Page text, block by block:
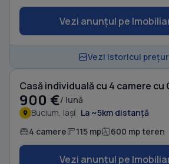
Vezi anunțul pe
Vezi istoricul
900 €/ lună
Bucium, Iași La ~5km distanță
4 camere 115 mp 600 mp teren
Vezi anunțul pe